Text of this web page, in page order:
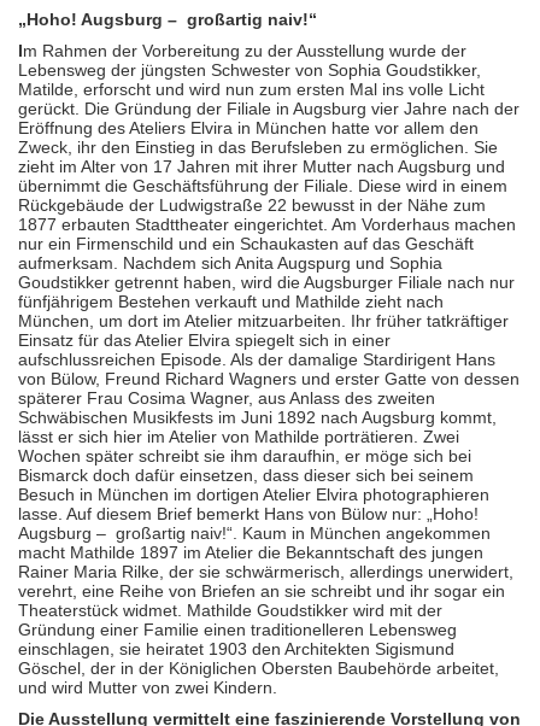
„Hoho! Augsburg – großartig naiv!“
Im Rahmen der Vorbereitung zu der Ausstellung wurde der
Lebensweg der jüngsten Schwester von Sophia Goudstikker,
Matilde, erforscht und wird nun zum ersten Mal ins volle Licht
gerückt. Die Gründung der Filiale in Augsburg vier Jahre nach der
Eröffnung des Ateliers Elvira in München hatte vor allem den
Zweck, ihr den Einstieg in das Berufsleben zu ermöglichen. Sie
zieht im Alter von 17 Jahren mit ihrer Mutter nach Augsburg und
übernimmt die Geschäftsführung der Filiale. Diese wird in einem
Rückgebäude der Ludwigstraße 22 bewusst in der Nähe zum
1877 erbauten Stadttheater eingerichtet. Am Vorderhaus machen
nur ein Firmenschild und ein Schaukasten auf das Geschäft
aufmerksam. Nachdem sich Anita Augspurg und Sophia
Goudstikker getrennt haben, wird die Augsburger Filiale nach nur
fünfjährigem Bestehen verkauft und Mathilde zieht nach
München, um dort im Atelier mitzuarbeiten. Ihr früher tatkräftiger
Einsatz für das Atelier Elvira spiegelt sich in einer
aufschlussreichen Episode. Als der damalige Stardirigent Hans
von Bülow, Freund Richard Wagners und erster Gatte von dessen
späterer Frau Cosima Wagner, aus Anlass des zweiten
Schwäbischen Musikfests im Juni 1892 nach Augsburg kommt,
lässt er sich hier im Atelier von Mathilde porträtieren. Zwei
Wochen später schreibt sie ihm daraufhin, er möge sich bei
Bismarck doch dafür einsetzen, dass dieser sich bei seinem
Besuch in München im dortigen Atelier Elvira photographieren
lasse. Auf diesem Brief bemerkt Hans von Bülow nur: „Hoho!
Augsburg – großartig naiv!“. Kaum in München angekommen
macht Mathilde 1897 im Atelier die Bekanntschaft des jungen
Rainer Maria Rilke, der sie schwärmerisch, allerdings unerwidert,
verehrt, eine Reihe von Briefen an sie schreibt und ihr sogar ein
Theaterstück widmet. Mathilde Goudstikker wird mit der
Gründung einer Familie einen traditionelleren Lebensweg
einschlagen, sie heiratet 1903 den Architekten Sigismund
Göschel, der in der Königlichen Obersten Baubehörde arbeitet,
und wird Mutter von zwei Kindern.
Die Ausstellung vermittelt eine faszinierende Vorstellung von